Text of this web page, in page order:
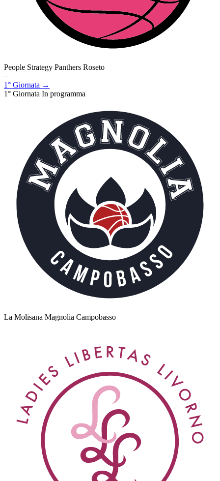
People Strategy Panthers Roseto
–
1° Giornata →
1° Giornata In programma
La Molisana Magnolia Campobasso